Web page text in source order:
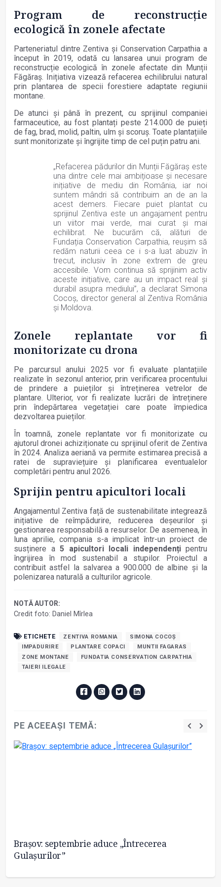
Program de reconstrucție
ecologică în zonele afectate
Parteneriatul dintre Zentiva și Conservation Carpathia a
început în 2019, odată cu lansarea unui program de
reconstrucție ecologică în zonele afectate din Munții
Făgăraș. Inițiativa vizează refacerea echilibrului natural
prin plantarea de specii forestiere adaptate regiunii
montane.
De atunci și până în prezent, cu sprijinul companiei
farmaceutice, au fost plantați peste 214.000 de puieți
de fag, brad, molid, paltin, ulm și scoruș. Toate plantațiile
sunt monitorizate și îngrijite timp de cel puțin patru ani.
„Refacerea pădurilor din Munții Făgăraș este
una dintre cele mai ambițioase și necesare
inițiative de mediu din România, iar noi
suntem mândri să contribuim an de an la
acest demers. Fiecare puiet plantat cu
sprijinul Zentiva este un angajament pentru
un viitor mai verde, mai curat și mai
echilibrat. Ne bucurăm că, alături de
Fundația Conservation Carpathia, reușim să
redăm naturii ceea ce i s-a luat abuziv în
trecut, inclusiv în zone extrem de greu
accesibile. Vom continua să sprijinim activ
aceste inițiative, care au un impact real și
durabil asupra mediului”, a declarat Simona
Cocoș, director general al Zentiva România
și Moldova.
Zonele replantate vor fi
monitorizate cu drona
Pe parcursul anului 2025 vor fi evaluate plantațiile
realizate în sezonul anterior, prin verificarea procentului
de prindere a puieților și întreținerea vetrelor de
plantare. Ulterior, vor fi realizate lucrări de întreținere
prin îndepărtarea vegetației care poate împiedica
dezvoltarea puieților.
În toamnă, zonele replantate vor fi monitorizate cu
ajutorul dronei achiziționate cu sprijinul oferit de Zentiva
în 2024. Analiza aeriană va permite estimarea precisă a
ratei de supraviețuire și planificarea eventualelor
completări pentru anul 2026.
Sprijin pentru apicultori locali
Angajamentul Zentiva față de sustenabilitate integrează
inițiative de reîmpădurire, reducerea deșeurilor și
gestionarea responsabilă a resurselor. De asemenea, în
luna aprilie, compania s-a implicat într-un proiect de
susținere a 5 apicultori locali independențipentru
îngrijirea în mod sustenabil a stupilor. Proiectul a
contribuit astfel la salvarea a 900.000 de albine și la
polenizarea naturală a culturilor agricole.
NOTĂ AUTOR:
Credit foto: Daniel Mîrlea
ETICHETE ZENTIVA ROMANIA
SIMONA COCOȘ
IMPADURIRE
PLANTARE COPACI
MUNTII FAGARAS
ZONE MONTANE
FUNDATIA CONSERVATION CARPATHIA
TAIERI ILEGALE
PE ACEEAȘI TEMĂ:
Brașov: septembrie aduce „Întrecerea
Gulașurilor”